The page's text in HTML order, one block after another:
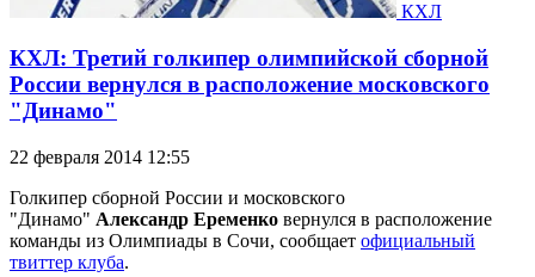
КХЛ
КХЛ: Третий голкипер олимпийской сборной
России вернулся в расположение московского
"Динамо"
22 февраля 2014 12:55
Голкипер сборной России и московского
"Динамо" Александр Еременко вернулся в расположение
команды из Олимпиады в Сочи, сообщает официальный
твиттер клуба.